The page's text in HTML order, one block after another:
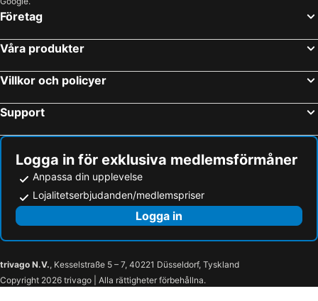
Företag
Våra produkter
Villkor och policyer
Support
Logga in för exklusiva medlemsförmåner
Anpassa din upplevelse
Lojalitetserbjudanden/medlemspriser
Logga in
trivago N.V., Kesselstraße 5 – 7, 40221 Düsseldorf, Tyskland
Copyright 2026 trivago | Alla rättigheter förbehållna.